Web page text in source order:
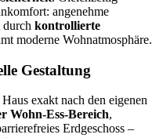
angenehme
durch kontrollierte
moderne Wohnatmosphäre.
Gestaltung
exakt nach den eigenen
Wohn-Ess-Bereich,
Erdgeschoss –